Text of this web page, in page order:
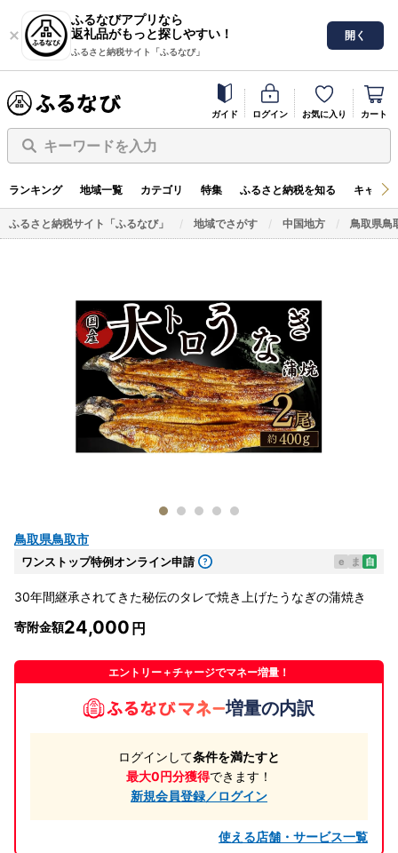
ふるなびアプリなら
返礼品がもっと探しやすい！
ふるさと納税サイト「ふるなび」
開く
ガイド ログイン お気に入り カート
キーワードを入力
ランキング 地域一覧 カテゴリ 特集 ふるさと納税を知る キャン
ふるさと納税サイト「ふるなび」 地域でさがす 中国地方 鳥取県鳥
鳥取県鳥取市
ワンストップ特例オンライン申請 e ま 自
30年間継承されてきた秘伝のタレで焼き上げたうなぎの蒲焼き
寄附金額24,000
エントリー＋チャージでマネー増量！
増量の内訳
ログインして条件を満たすと
最大0円分獲得できます！
新規会員登録／ログイン
使える店舗・サービス一覧